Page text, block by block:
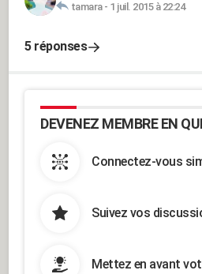
tamara- 1 juil. 2015 à 22:24
5 réponses
DEVENEZ MEMBRE EN
Connectez-vous
Suivez vos
Mettez en avant